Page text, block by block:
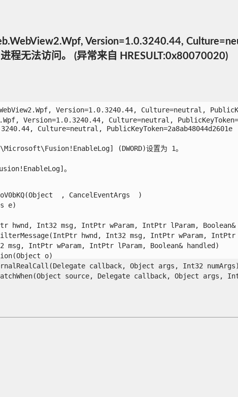
Version=1.0.3240.44,
程无法访问。 (异常来自 HRESULT:0x80070020)
Version=1.0.3240.44, Culture=neutral,
Version=1.0.3240.44, Culture=neutral,
Culture=neutral, PublicKeyToken=2a8ab48044d2601e
(DWORD)设置为 1。
。
, CancelEventArgs  )
e)
hwnd, Int32 msg, IntPtr wParam, IntPtr lParam, Boolean&
hwnd, Int32 msg, IntPtr wParam,
msg, IntPtr wParam, IntPtr lParam, Boolean& handled)
o)
callback, Object args, Int32 numArgs)
source, Delegate callback, Object args,